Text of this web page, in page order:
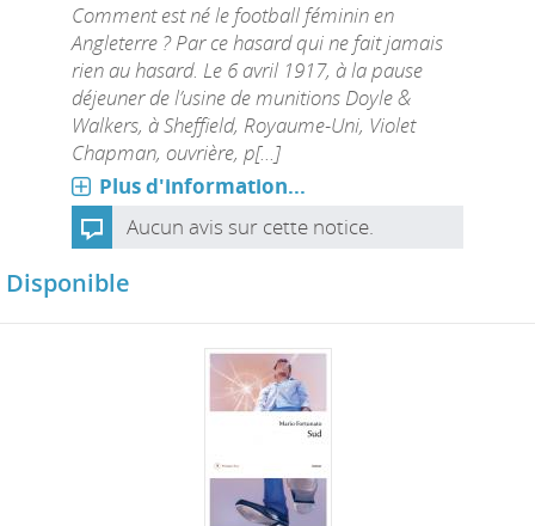
Comment est né le football féminin en
Angleterre ? Par ce hasard qui ne fait jamais
rien au hasard. Le 6 avril 1917, à la pause
déjeuner de l’usine de munitions Doyle &
Walkers, à Sheffield, Royaume-Uni, Violet
Chapman, ouvrière, p[...]
Plus d'information...
Aucun avis sur cette notice.
Disponible